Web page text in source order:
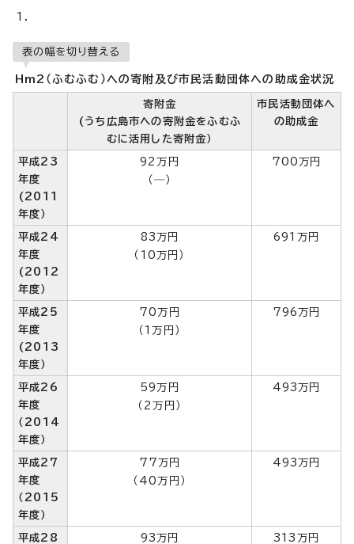
表の幅を切り替える
Hm2（ふむふむ）への寄附及び市民活動団体への助成金状況
寄附金
(うち広島市への寄附金をふむふ
むに活用した寄附金）
市民活動団体へ
の助成金
平成23
年度
(2011
年度）
92万円
（―）
700万円
平成24
年度
(2012
年度）
83万円
（10万円）
691万円
平成25
年度
(2013
年度）
70万円
（1万円）
796万円
平成26
年度
（2014
年度）
59万円
（2万円）
493万円
平成27
年度
（2015
年度）
77万円
（40万円）
493万円
平成28
93万円
313万円